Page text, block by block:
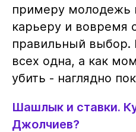
примеру молодежь
карьеру и вовремя
правильный выбор.
всех одна, а как
убить - наглядно
Шашлык и ставки.
Джолчиев?